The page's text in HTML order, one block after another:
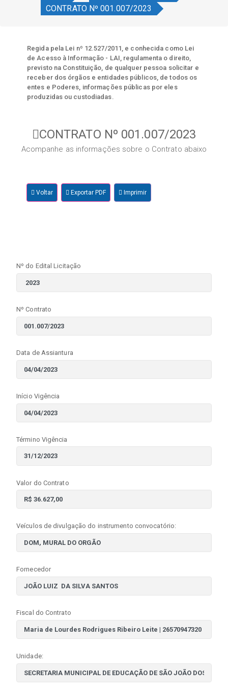
CONTRATO Nº 001.007/2023
Regida pela Lei nº 12.527/2011, e conhecida como Lei
de Acesso à Informação - LAI, regulamenta o direito,
previsto na Constituição, de qualquer pessoa solicitar e
receber dos órgãos e entidades públicos, de todos os
entes e Poderes, informações públicas por eles
produzidas ou custodiadas.
CONTRATO Nº 001.007/2023
Acompanhe as informações sobre o Contrato abaixo
Voltar Exportar PDF Imprimir
Nº do Edital Licitação
Nº Contrato
Data de Assiantura
Início Vigência
Término Vigência
Valor do Contrato
Veículos de divulgação do instrumento convocatório:
Fornecedor
Fiscal do Contrato
Unidade: